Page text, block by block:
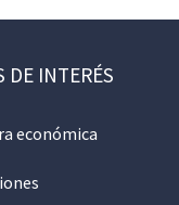
DE INTERÉS
económica